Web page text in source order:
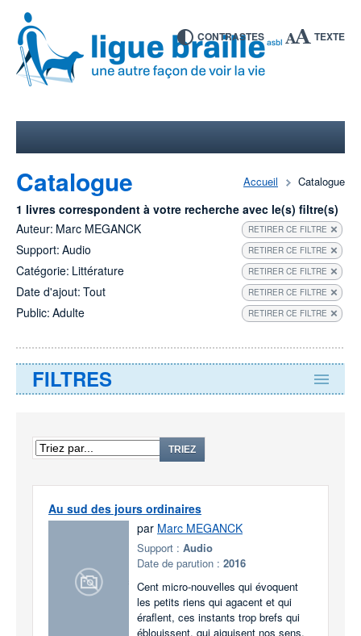
CONTRASTES TEXTE
Accueil Catalogue
Catalogue
1 livres correspondent à votre recherche avec le(s) filtre(s)
Auteur: Marc MEGANCK RETIRER CE FILTRE
Support: Audio RETIRER CE FILTRE
Catégorie: Littérature RETIRER CE FILTRE
Date d'ajout: Tout RETIRER CE FILTRE
Public: Adulte RETIRER CE FILTRE
FILTRES
TRIEZ
Au sud des jours ordinaires
par Marc MEGANCK
Support : Audio
Date de parution : 2016
Cent micro-nouvelles qui évoquent
les petits riens qui agacent et qui
éraflent, ces instants trop brefs qui
éblouissent, qui aiguisent nos sens.